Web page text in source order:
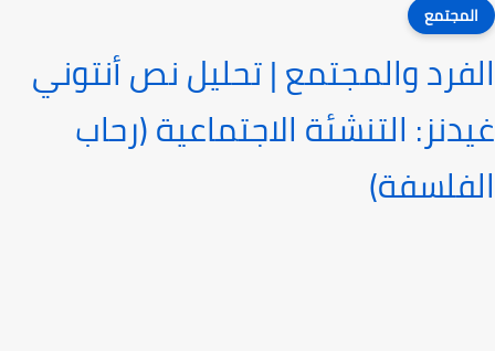
والمجتمع | تحليل نص أنتوني
التنشئة الاجتماعية (رحاب